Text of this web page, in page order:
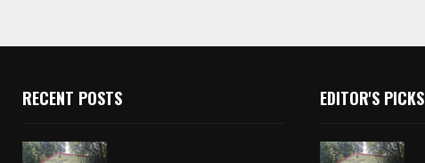
RECENT POSTS EDITOR'S PICKS